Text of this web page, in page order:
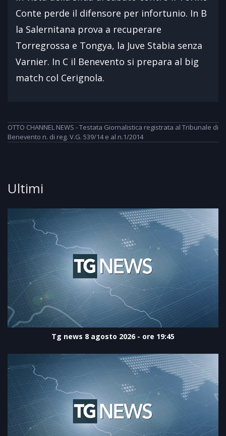
Conte perde il difensore per infortunio. In B
la Salernitana prova a recuperare
Torregrossa e Tongya, la Juve Stabia senza
Varnier. In C il Benevento si prepara al big
match col Cerignola.
OTTO CHANNEL NEWS - Testata Giornalistica registrata al Tribunale di
Benevento n. di reg. V.G. 539/14 e al n.1/2014
Ultimi
Tg news 8 agosto 2026 - ore 19:45